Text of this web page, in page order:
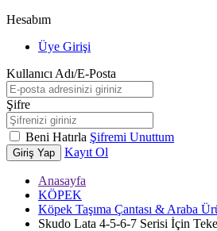
Hesabım
Üye Girişi
Kullanıcı Adı/E-Posta
Şifre
Beni Hatırla Şifremi Unuttum
Giriş Yap Kayıt Ol
Anasayfa
KÖPEK
Köpek Taşıma Çantası & Araba
Skudo Lata 4-5-6-7 Serisi İçin